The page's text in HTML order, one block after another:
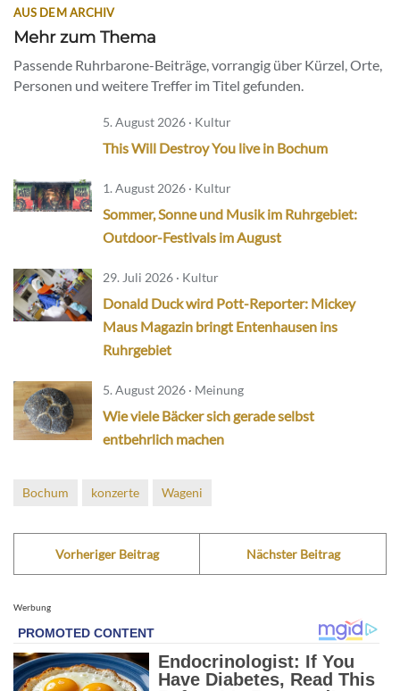
AUS DEM ARCHIV
Mehr zum Thema
Passende Ruhrbarone-Beiträge, vorrangig über Kürzel, Orte,
Personen und weitere Treffer im Titel gefunden.
5. August 2026 · Kultur
This Will Destroy You live in Bochum
1. August 2026 · Kultur
Sommer, Sonne und Musik im Ruhrgebiet:
Outdoor-Festivals im August
29. Juli 2026 · Kultur
Donald Duck wird Pott-Reporter: Mickey
Maus Magazin bringt Entenhausen ins
Ruhrgebiet
5. August 2026 · Meinung
Wie viele Bäcker sich gerade selbst
entbehrlich machen
Bochum konzerte Wageni
Vorheriger Beitrag Nächster Beitrag
Werbung